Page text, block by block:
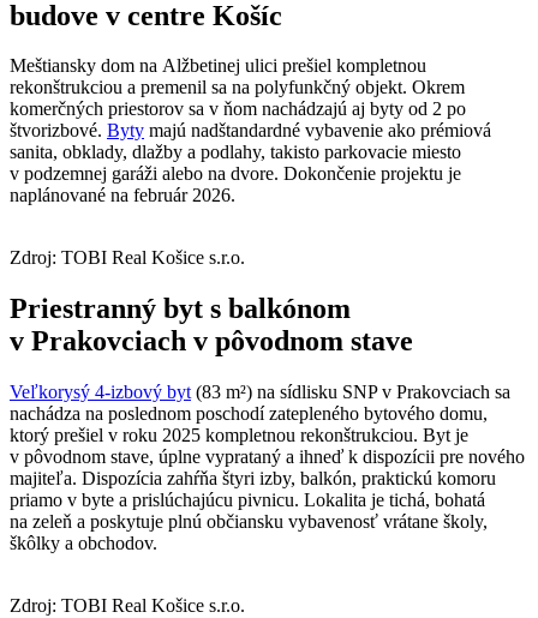
budove v centre Košíc
Meštiansky dom na Alžbetinej ulici prešiel kompletnou
rekonštrukciou a premenil sa na polyfunkčný objekt. Okrem
komerčných priestorov sa v ňom nachádzajú aj byty od 2 po
štvorizbové. Byty majú nadštandardné vybavenie ako prémiová
sanita, obklady, dlažby a podlahy, takisto parkovacie miesto
v podzemnej garáži alebo na dvore. Dokončenie projektu je
naplánované na február 2026.
Zdroj: TOBI Real Košice s.r.o.
Priestranný byt s balkónom
v Prakovciach v pôvodnom stave
Veľkorysý 4-izbový byt (83 m²) na sídlisku SNP v Prakovciach sa
nachádza na poslednom poschodí zatepleného bytového domu,
ktorý prešiel v roku 2025 kompletnou rekonštrukciou. Byt je
v pôvodnom stave, úplne vyprataný a ihneď k dispozícii pre nového
majiteľa. Dispozícia zahŕňa štyri izby, balkón, praktickú komoru
priamo v byte a prislúchajúcu pivnicu. Lokalita je tichá, bohatá
na zeleň a poskytuje plnú občiansku vybavenosť vrátane školy,
škôlky a obchodov.
Zdroj: TOBI Real Košice s.r.o.